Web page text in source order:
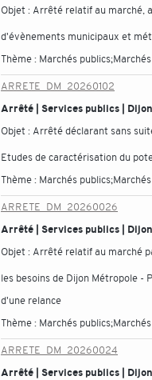
Objet : Arrêté relatif au marché,
d'évènements municipaux et
Thème : Marchés
ARRETE_DM_20260102
Arrêté | Services publics |
Objet : Arrêté déclarant sans
Etudes de caractérisation du
Thème : Marchés
ARRETE_DM_20260026
Arrêté | Services publics |
Objet : Arrêté relatif au marché
les besoins de Dijon Métropole
d'une relance
Thème : Marchés
ARRETE_DM_20260024
Arrêté | Services publics |